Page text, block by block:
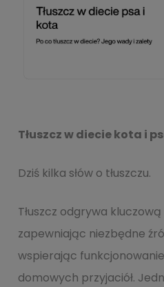
Tłuszcz w diecie kota i
Dziś kilka słów o tłuszczu.
Tłuszcz odgrywa
zapewniając niezbędne
wspierając
domowych przyjaciół.